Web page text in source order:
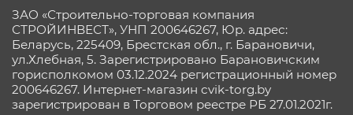
ЗАО «Строительно-торговая компания
СТРОЙИНВЕСТ», УНП 200646267, Юр. адрес:
Беларусь, 225409, Брестская обл., г. Барановичи,
ул.Хлебная, 5. Зарегистрировано Барановичским
горисполкомом 03.12.2024 регистрационный номер
200646267. Интернет-магазин cvik-torg.by
зарегистрирован в Торговом реестре РБ 27.01.2021г.